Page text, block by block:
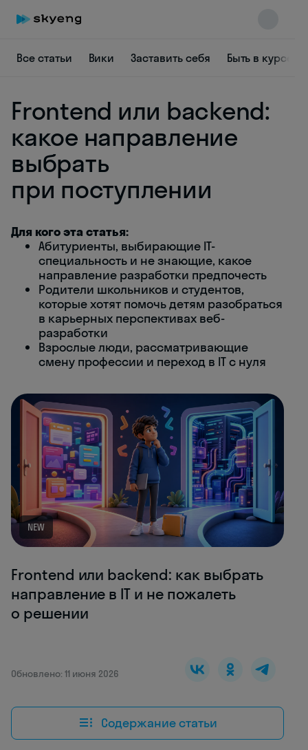
Все статьи Вики Заставить себя Быть в курсе
Frontend или backend:
какое направление
выбрать
при поступлении
Для кого эта статья:
Абитуриенты, выбирающие IT-
специальность и не знающие, какое
направление разработки предпочесть
Родители школьников и студентов,
которые хотят помочь детям разобраться
в карьерных перспективах веб-
разработки
Взрослые люди, рассматривающие
смену профессии и переход в IT с нуля
NEW
Frontend или backend: как выбрать
направление в IT и не пожалеть
о решении
Обновлено: 11 июня 2026
Содержание статьи
Skyeng Chat
online